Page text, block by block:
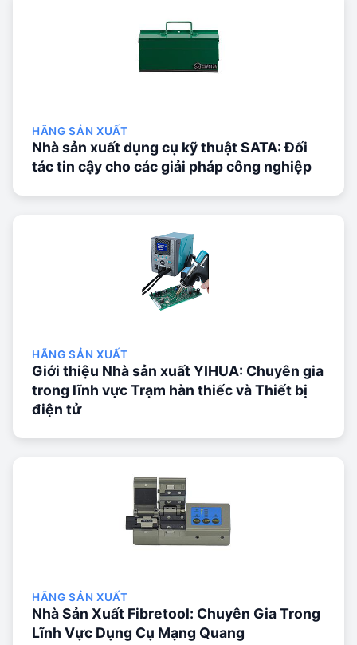
HÃNG SẢN XUẤT
Nhà sản xuất dụng cụ kỹ thuật SATA: Đối
tác tin cậy cho các giải pháp công nghiệp
HÃNG SẢN XUẤT
Giới thiệu Nhà sản xuất YIHUA: Chuyên gia
trong lĩnh vực Trạm hàn thiếc và Thiết bị
điện tử
HÃNG SẢN XUẤT
Nhà Sản Xuất Fibretool: Chuyên Gia Trong
Lĩnh Vực Dụng Cụ Mạng Quang